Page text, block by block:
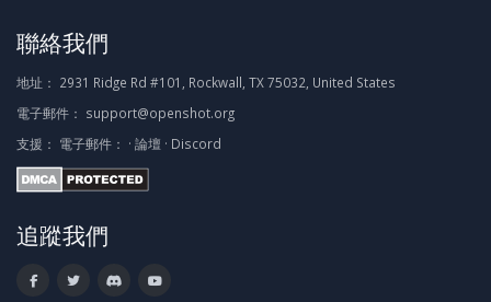
聯絡我們
地址： 2931 Ridge Rd #101, Rockwall, TX 75032, United States
電子郵件： support@openshot.org
支援： 電子郵件： · 論壇 · Discord
追蹤我們